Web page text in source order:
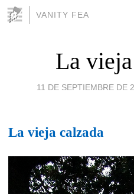
VANITY FEA
La
11 DE SEPTIEMBRE DE
La vieja calzada